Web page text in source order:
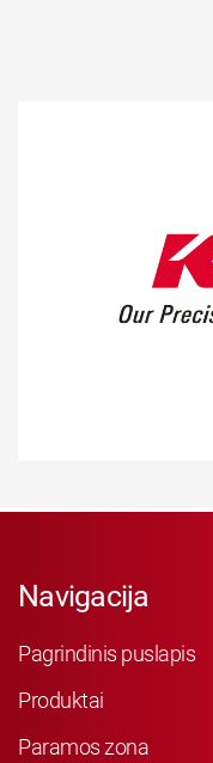
Navigacija
Pagrindinis puslapis
Produktai
Paramos zona